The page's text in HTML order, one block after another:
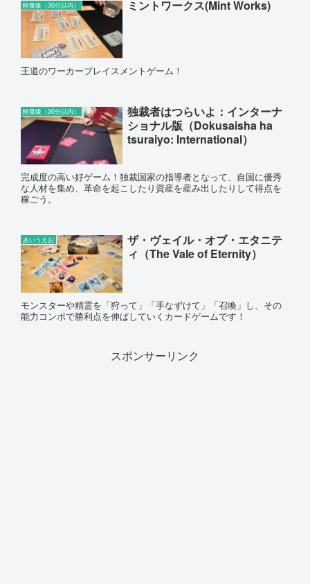
軽量級（30分以内） ミントワークス(Mint Works)
王道のワーカープレイスメントゲーム！
軽量級（30分以内）
独裁者はつらいよ：インターナ
ショナル版（Dokusaisha ha
tsuraiyo: International）
完成度の高い好ゲーム！独裁国家の指導者となって、自国に優秀
な人材を集め、革命を起こしたり資産を産み出したりして得点を
稼ごう。
あいうえお
ザ・ヴェイル・オブ・エタニテ
ィ（The Vale of Eternity）
モンスターや精霊を「狩って」「手なずけて」「召喚」し、その
能力コンボで勝利点を伸ばしていくカードゲームです！
スポンサーリンク